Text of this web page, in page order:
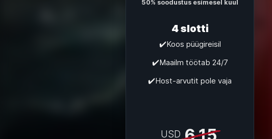
50% soodustus esimesel kuul
4 slotti
✔️Koos püügireisil
✔️Maailm töötab 24/7
✔️Host-arvutit pole vaja
USD 6,15